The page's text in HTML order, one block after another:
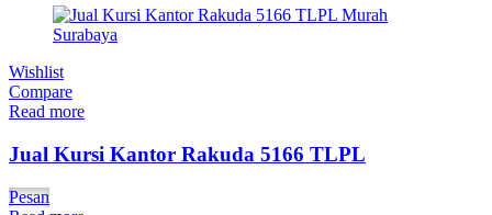
Wishlist
Compare
Read more
Jual Kursi Kantor Rakuda 5166 TLPL
Pesan